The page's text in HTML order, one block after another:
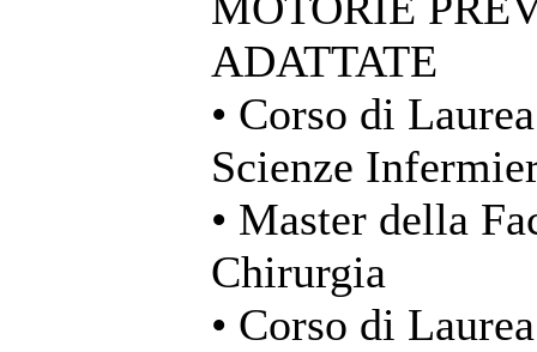
ADATTATE
• Corso di
Scienze
• Master della
Chirurgia
• Corso di